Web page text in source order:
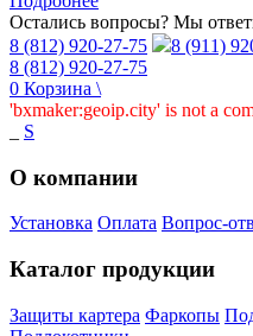
Остались вопросы? Мы
8 (812) 920-27-75
8 (911)
8 (812) 920-27-75
0 Корзина \
'bxmaker:geoip.city' is not a
S
О компании
Установка Оплата Вопрос-
Каталог продукции
Защиты картера Фаркопы